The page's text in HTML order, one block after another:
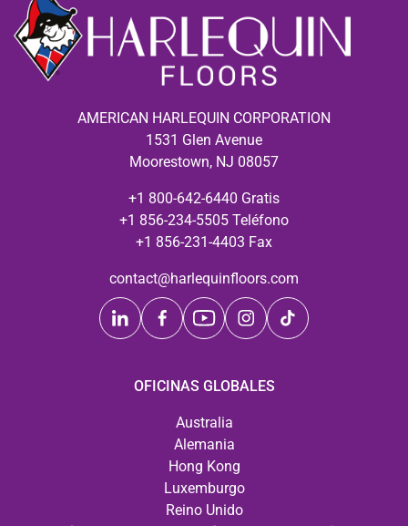
AMERICAN HARLEQUIN CORPORATION
1531 Glen Avenue
Moorestown, NJ 08057
+1 800-642-6440 Gratis
+1 856-234-5505 Teléfono
+1 856-231-4403 Fax
contact@harlequinfloors.com
OFICINAS GLOBALES
Australia
Alemania
Hong Kong
Luxemburgo
Reino Unido